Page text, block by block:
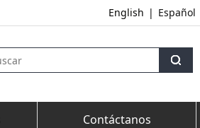
English | Español
Contáctanos